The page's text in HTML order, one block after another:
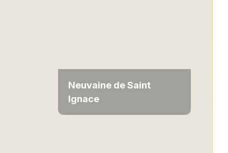
Neuvaine de Saint
Ignace